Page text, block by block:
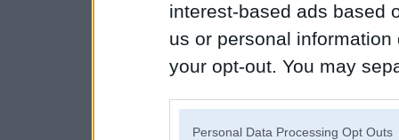
interest-based ads based
us or personal
your opt-out. You may
Personal Data Processing Opt Outs